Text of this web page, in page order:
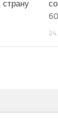
страну